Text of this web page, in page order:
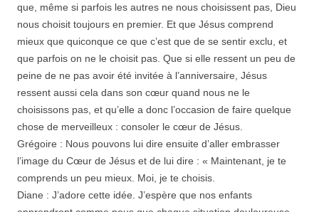
que, même si parfois les autres ne nous choisissent pas, Dieu
nous choisit toujours en premier. Et que Jésus comprend
mieux que quiconque ce que c’est que de se sentir exclu, et
que parfois on ne le choisit pas. Que si elle ressent un peu de
peine de ne pas avoir été invitée à l’anniversaire, Jésus
ressent aussi cela dans son cœur quand nous ne le
choisissons pas, et qu’elle a donc l’occasion de faire quelque
chose de merveilleux : consoler le cœur de Jésus.
Grégoire : Nous pouvons lui dire ensuite d’aller embrasser
l’image du Cœur de Jésus et de lui dire : « Maintenant, je te
comprends un peu mieux. Moi, je te choisis.
Diane : J’adore cette idée. J’espère que nos enfants